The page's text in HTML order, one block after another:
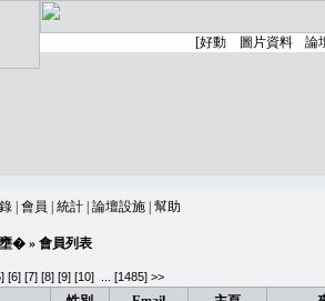
會員 統計 論壇設施 幫助
� » 會員列表
[6] [7] [8] [9] [10] [1485] >>